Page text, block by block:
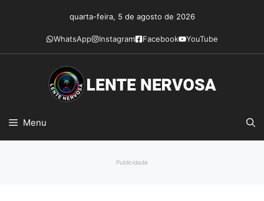
conteúdo
quarta-feira, 5 de agosto de 2026
WhatsApp Instagram Facebook YouTube
Menu
Publicidade